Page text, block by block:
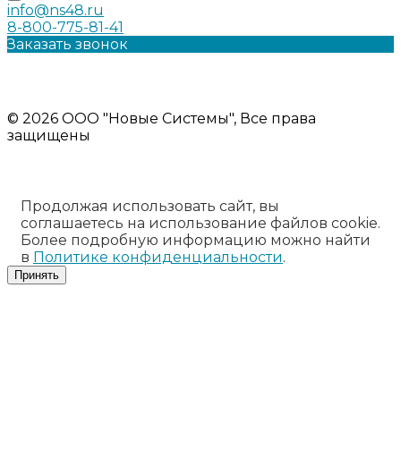
info@ns48.ru
8-800-775-81-41
Заказать звонок
© 2026 ООО "Новые Системы", Все права
защищены
Продолжая использовать сайт, вы
соглашаетесь на использование файлов cookie.
Более подробную информацию можно найти
в Политике конфиденциальности.
Принять